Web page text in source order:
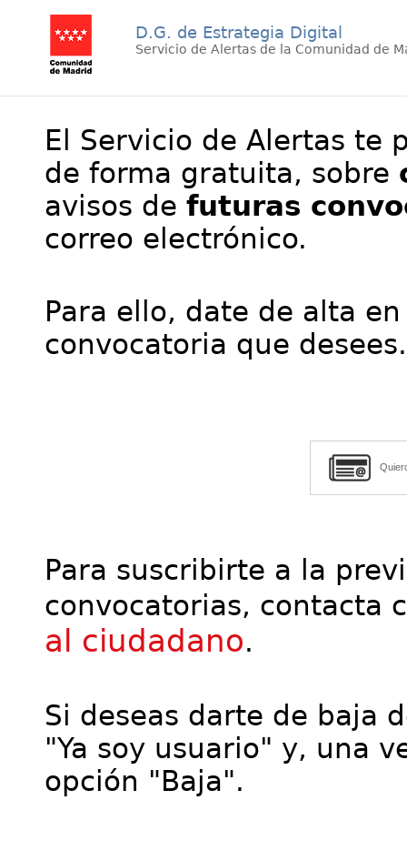
D.G. de Estrategia Digital
Servicio de Alertas de la Comunidad de
El Servicio de Alertas te
de forma gratuita, sobre
avisos de futuras
correo electrónico.
Para ello, date de alta
convocatoria que desees.
Para suscribirte a la
convocatorias, contacta
al ciudadano.
Si deseas darte de baja
"Ya soy usuario" y, una
opción "Baja".